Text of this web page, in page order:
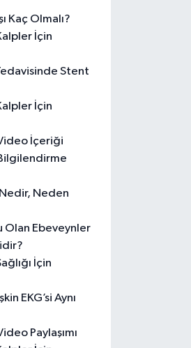
Kaç Olmalı?
İçin
Stent
İçin
İçeriği
Neden
Olan Ebeveynler
İçin
EKG’si Aynı
Paylaşımı